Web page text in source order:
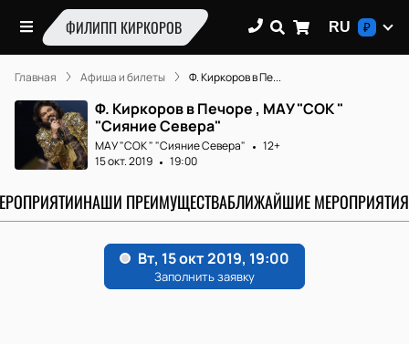
ФИЛИПП КИРКОРОВ RU ₽
Главная Афиша и билеты Ф. Киркоров в Пе...
Ф. Киркоров в Печоре , МАУ "СОК "
"Сияние Севера"
МАУ "СОК " "Сияние Севера"
12+
15 окт. 2019
19:00
НАШИ ПРЕИМУЩЕСТВАБЛИЖАЙШИЕ МЕРОПРИЯТИЯ